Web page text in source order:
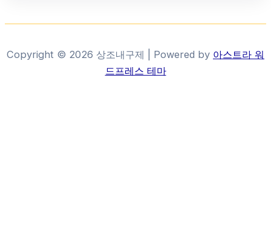
Copyright © 2026 상조내구제 | Powered by 아스트라 워
드프레스 테마